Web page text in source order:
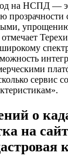
на НСПД —
сервис
о
на